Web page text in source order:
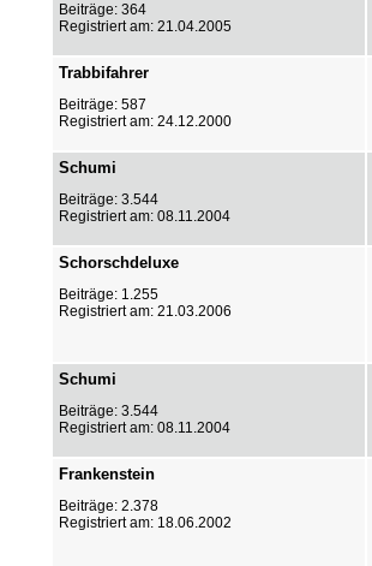
Beiträge: 364
Registriert am: 21.04.2005
Trabbifahrer
Beiträge: 587
Registriert am: 24.12.2000
Schumi
Beiträge: 3.544
Registriert am: 08.11.2004
Schorschdeluxe
Beiträge: 1.255
Registriert am: 21.03.2006
Schumi
Beiträge: 3.544
Registriert am: 08.11.2004
Frankenstein
Beiträge: 2.378
Registriert am: 18.06.2002